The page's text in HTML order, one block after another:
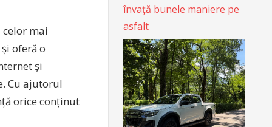
celor mai
oferă o
și
Cu ajutorul
orice conținut
învață bunele maniere pe
asfalt